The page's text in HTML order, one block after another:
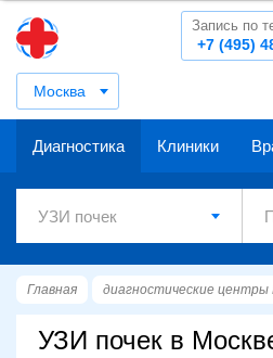
Москва
+7 (495)
Запись по
Диагностика Клиники
Главная диагностические центры
УЗИ почек в